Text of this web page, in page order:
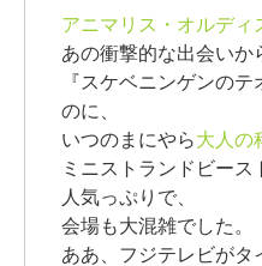
アニマリス・オルデ
あの衝撃的な出会いか
『スケベニンゲンの
のに、
いつのまにやら大人の
ミニストランドビー
人気っぷりで、
会場も大混雑でした。
ああ、フジテレビが